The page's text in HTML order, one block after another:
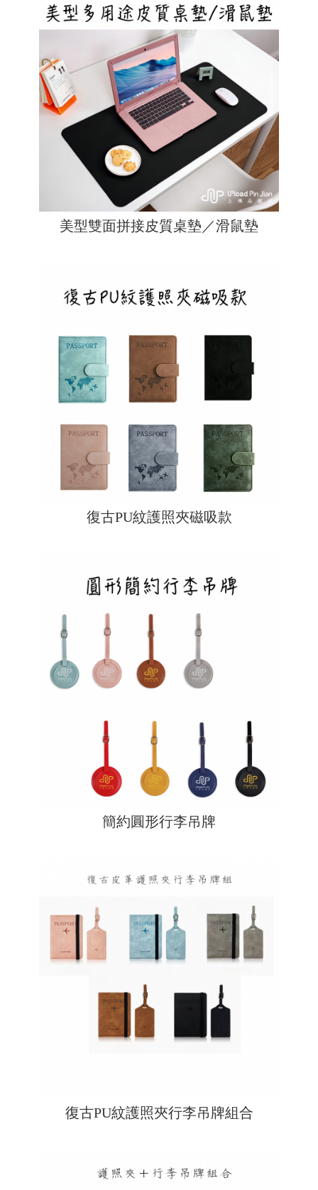
美型雙面拼接皮質桌墊／滑鼠墊
復古PU紋護照夾磁吸款
簡約圓形行李吊牌
復古PU紋護照夾行李吊牌組合